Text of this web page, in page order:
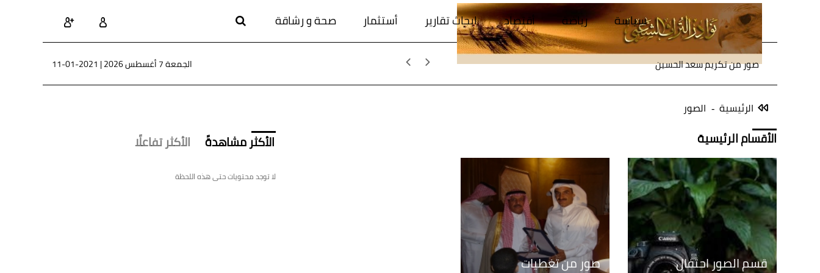
سياسة رياضة أقتصاد ابحاث تقارير أستثمار صحة و رشاقة
صور من تكريم سعد الحسين الجمعة 7 أغسطس 2026 | 11-01-2021
الرئيسية الصور
الأقسام الرئيسية
قسم الصور احتفال صور من تغطيات
الأكثر مشاهدةً الأكثر تفاعلًا
لا توجد محتويات حتى هذه اللحظة